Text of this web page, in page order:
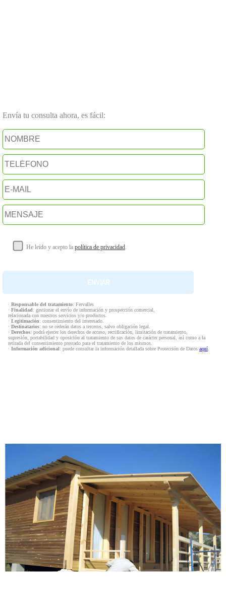
Envía tu consulta ahora, es fácil:
He leído y acepto la política de privacidad.
· Responsable del tratamiento: Fervalles
· Finalidad: gestionar el envío de información y prospección comercial,
relacionada con nuestros servicios y/o productos.
· Legitimación: consentimiento del interesado.
· Destinatarios: no se cederán datos a terceros, salvo obligación legal.
· Derechos: podrá ejercer los derechos de acceso, rectificación, limitación de tratamiento,
supresión, portabilidad y oposición al tratamiento de sus datos de carácter personal, así como a la
retirada del consentimiento prestado para el tratamiento de los mismos.
· Información adicional: puede consultar la información detallada sobre Protección de Datos aquí.